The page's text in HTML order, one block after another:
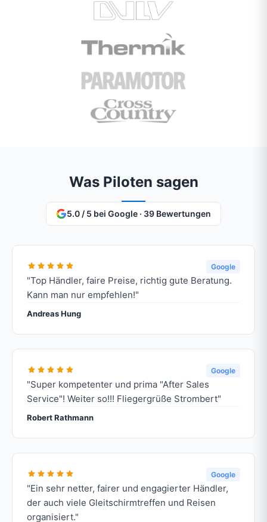
Was Piloten sagen
5.0 / 5 bei Google · 39 Bewertungen
Google
"Top Händler, faire Preise, richtig gute Beratung.
Kann man nur empfehlen!"
Andreas Hung
Google
"Super kompetenter und prima "After Sales
Service"! Weiter so!!! Fliegergrüße Strombert"
Robert Rathmann
Google
"Ein sehr netter, fairer und engagierter Händler,
der auch viele Gleitschirmtreffen und Reisen
organisiert."